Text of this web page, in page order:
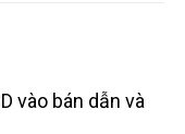
vào bán dẫn và